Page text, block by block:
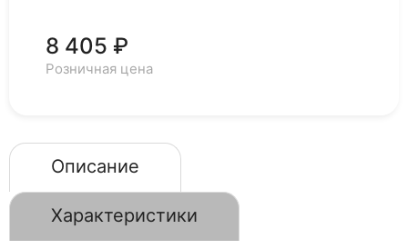
8 405 ₽
Розничная цена
Описание
Характеристики